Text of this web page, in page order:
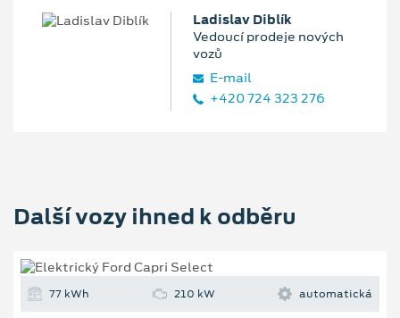
Ladislav Diblík
Vedoucí prodeje nových
vozů
E‑mail
+420 724 323 276
Další vozy ihned k odběru
77 kWh 210 kW automatická